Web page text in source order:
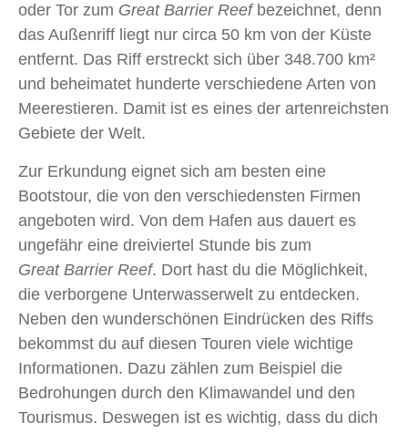
oder Tor zum Great Barrier Reefbezeichnet, denn
das Außenriff liegt nur circa 50 km von der Küste
entfernt. Das Riff erstreckt sich über 348.700 km²
und beheimatet hunderte verschiedene Arten von
Meerestieren. Damit ist es eines der artenreichsten
Gebiete der Welt.
Zur Erkundung eignet sich am besten eine
Bootstour, die von den verschiedensten Firmen
angeboten wird. Von dem Hafen aus dauert es
ungefähr eine dreiviertel Stunde bis zum
Great Barrier Reef. Dort hast du die Möglichkeit,
die verborgene Unterwasserwelt zu entdecken.
Neben den wunderschönen Eindrücken des Riffs
bekommst du auf diesen Touren viele wichtige
Informationen. Dazu zählen zum Beispiel die
Bedrohungen durch den Klimawandel und den
Tourismus. Deswegen ist es wichtig, dass du dich